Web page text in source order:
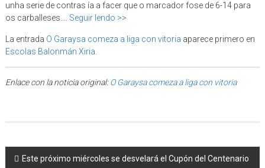
unha serie de contras ía a facer que o marcador fose de 6-14 para
os carballeses.… Seguir lendo >>
La entrada O Garaysa comeza a liga con vitoria aparece primero en
Escolas Balonmán Xiria.
Enlace con la noticia original:O Garaysa comeza a liga con vitoria
Post navigation
Este próximo miércoles se desvelará el Cupón del Centenario